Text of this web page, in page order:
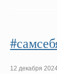
12 декабря